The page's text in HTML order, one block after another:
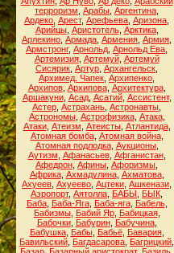
терроризм Арабы Аргентина
Ардеко Арест, Арефьева Аризона
Арийцы, Аристотель, Арктика,
Арлекино Армада Армения Армия
Армстронг, Арнольд Арнольд Ева
Артемизия, Артемуй, Артемуй
Сисярик Артур Архангельск
Архимед. Чапек Архипенко
Архипов, Архипова, Архитектура,
Аршакуни, Асад, Асатий, Ассистент,
Астер Астрахань Астронавты
Астрономы, Астрофизика, Атака,
Атаки, Атеизм Атеисты, Атлантида,
Атомная бомба, Атомная война,
Атомная подлодка, Аукционы,
Аутизм Афанасьев, Афганистан,
Афедрон Афины Афоризмы
Африка, Ахмадулина, Ахматова,
Ахуеев Ахуеево Ацтеки Ашкенази
Аэропорт, Аятолла БАБЫ БЫК
Баба, Баба-Яга, Баба-яга, Бабель,
Бабизмы, Бабий Яр, Бабицкая,
Бабочки, Бабурин, Бабучина,
Бабушка, Бабы, Бабьё, Бавария,
Бавильский Багдасарова Багрицкий